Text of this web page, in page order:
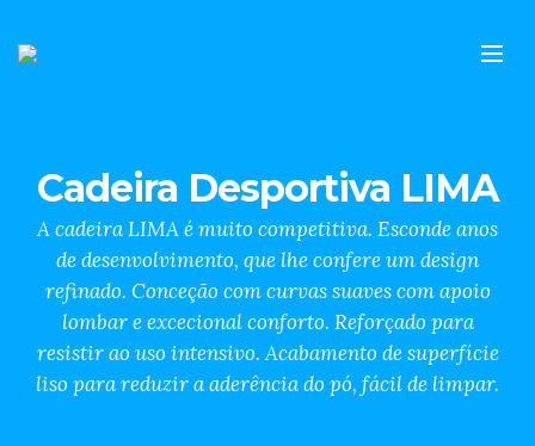
Cadeira Desportiva LIMA
A cadeira LIMA é muito competitiva. Esconde anos
de desenvolvimento, que lhe confere um design
refinado. Conceção com curvas suaves com apoio
lombar e excecional conforto. Reforçado para
resistir ao uso intensivo. Acabamento de superfície
liso para reduzir a aderência do pó, fácil de limpar.